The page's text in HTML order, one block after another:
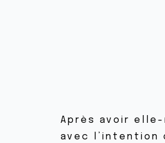
Après avoir
avec l’intention